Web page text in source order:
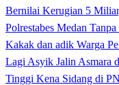
Bernilai Kerugian 5
Polrestabes Medan Tanpa
Kakak dan adik Warga
Lagi Asyik Jalin Asmara
Tinggi Kena Sidang di